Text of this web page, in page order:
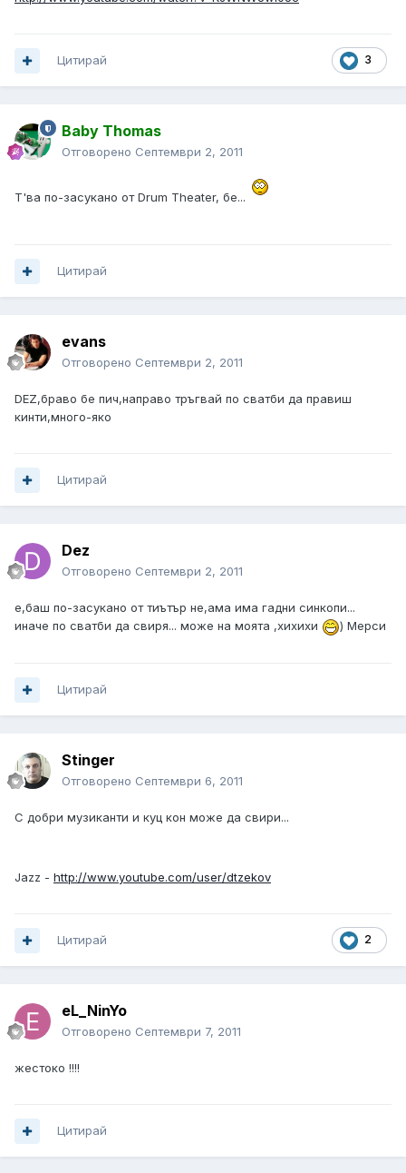
3
Цитирай
Baby Thomas
Отговорено Септември 2, 2011
Т'ва по-засукано от Drum Theater, бе...
Цитирай
evans
Отговорено Септември 2, 2011
DEZ,браво бе пич,направо тръгвай по сватби да правиш
кинти,много-яко
Цитирай
Dez
Отговорено Септември 2, 2011
е,баш по-засукано от тиътър не,ама има гадни синкопи...
иначе по сватби да свиря... може на моята ,хихихи
) Мерси
Цитирай
Stinger
Отговорено Септември 6, 2011
С добри музиканти и куц кон може да свири...
Jazz - http://www.youtube.com/user/dtzekov
2
Цитирай
eL_NinYo
Отговорено Септември 7, 2011
жестоко !!!!
Цитирай